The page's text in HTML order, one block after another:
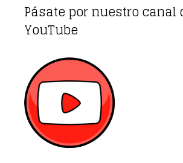
Pásate por nuestro canal
YouTube